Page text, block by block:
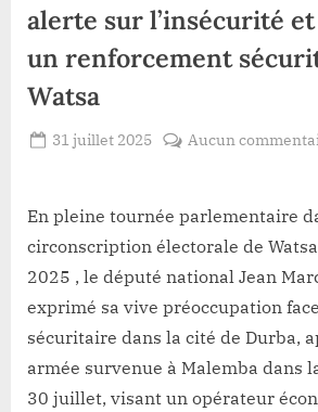
alerte sur l’insécurité
un renforcement
Watsa
Posted
31 juillet 2025
Aucun
En pleine tournée parlementaire
circonscription électorale de
2025 , le député national Jean
exprimé sa vive préoccupation
sécuritaire dans la cité de Durba,
armée survenue à Malemba dans
30 juillet, visant un opérateur